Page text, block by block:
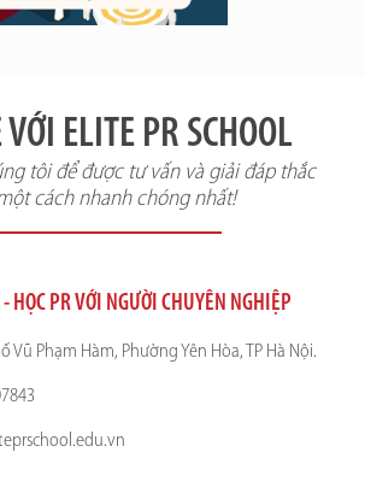
ELITE PR SCHOOL
tôi để được tư vấn và giải đáp thắc
cách nhanh chóng nhất!
- HỌC PR VỚI NGƯỜI CHUYÊN NGHIỆP
Vũ Phạm Hàm, Phường Yên Hòa, TP Hà Nội.